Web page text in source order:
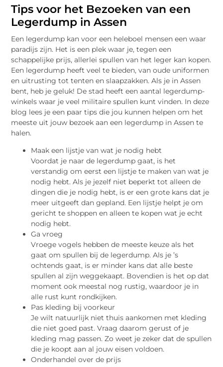
Tips voor het Bezoeken van een
Legerdump in Assen
Een legerdump kan voor een heleboel mensen een waar
paradijs zijn. Het is een plek waar je, tegen een
schappelijke prijs, allerlei spullen van het leger kan kopen.
Een legerdump heeft veel te bieden, van oude uniformen
en uitrusting tot tenten en slaapzakken. Als je in Assen
bent, heb je geluk! De stad heeft een aantal legerdump-
winkels waar je veel militaire spullen kunt vinden. In deze
blog lees je een paar tips die jou kunnen helpen om het
meeste uit jouw bezoek aan een legerdump in Assen te
halen.
Maak een lijstje van wat je nodig hebt
Voordat je naar de legerdump gaat, is het
verstandig om eerst een lijstje te maken van wat je
nodig hebt. Als je jezelf niet beperkt tot alleen de
dingen die je nodig hebt, is er een grote kans dat je
meer uitgeeft dan gepland. Een lijstje helpt je om
gericht te shoppen en alleen te kopen wat je echt
nodig hebt.
Ga vroeg
Vroege vogels hebben de meeste keuze als het
gaat om spullen bij de legerdump. Als je ’s
ochtends gaat, is er minder kans dat alle beste
spullen al zijn weggekaapt. Bovendien is het op dat
moment ook meestal nog rustig, waardoor je in
alle rust kunt rondkijken.
Pas kleding bij voorkeur
Je wilt natuurlijk niet thuis aankomen met kleding
die niet goed past. Vraag daarom gerust of je
kleding mag passen. Zo weet je zeker dat de spullen
die je koopt aan al jouw eisen voldoen.
Onderhandel over de prijs